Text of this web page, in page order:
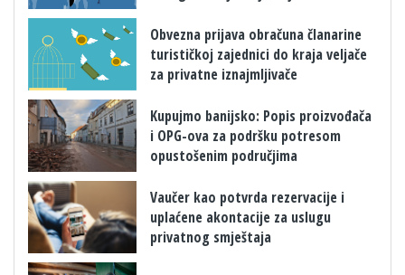
Obvezna prijava obračuna članarine
turističkoj zajednici do kraja veljače
za privatne iznajmljivače
​Kupujmo banijsko: Popis proizvođača
i OPG-ova za podršku potresom
opustošenim područjima
Vaučer kao potvrda rezervacije i
uplaćene akontacije za uslugu
privatnog smještaja